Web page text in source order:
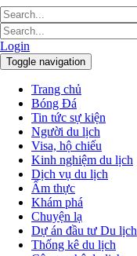
Login
Toggle navigation
Trang chủ
Bóng Đá
Tin tức sự kiện
Người du lịch
Visa, hộ chiếu
Kinh nghiệm du lịch
Dịch vụ du lịch
Ẩm thực
Khám phá
Chuyện lạ
Dự án đầu tư Du lịch
Thống kê du lịch